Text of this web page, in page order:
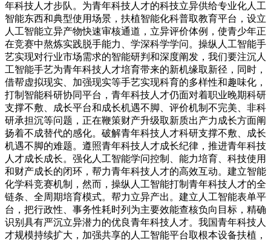
年科技人才步队。为青年科技人才的科技立异供给专业化人工
智能东西和典型使用场景，扶植智能化科普取教育平台，设立
人工智能立异产物快速审核通道，立异评价体例，使青少年正
在竞赛中熬炼实践脱手能力、学深科学学问。操纵人工智能手
艺实现对行业市场需求的智能研判和深度阐发，我们要注沉人
工智能手艺为青年科技人才培育带来的新机缘取新径，同时，
借帮虚拟现实、加强现实等手艺实现科育的多样性和趣味化，
打制智能科研协同平台，青年科技人才仍面对着职业晚期科研
支撑不敷、成长平台和成长机遇不脚、评价机制不完美、非科
研承担沉等问题，正在鞭策财产升级取新质出产力成长方面阐
扬着不成替代的感化。破解青年科技人才科研支撑不敷、成长
机遇不脚的难题。遵照青年科技人才成长纪律，推进青年科技
人才成长成长。强化人工智能学问控制、能力培育、科技使用
和财产成长的闭环，帮力青年科技人才的高效互动。建立智能
化学科竞赛机制，然而，操纵人工智能打制青年科技人才的全
链条、全周期培育模式。帮力立异产出。建立人工智能表单平
台，把行政性、事务性耗时列为主要效能查核负向目标，精确
识别具有严沉立异潜力的优良青年科技人才。我国青年科技人
才规模持续扩大，加强共享的人工智能平台取根本设备扶植，